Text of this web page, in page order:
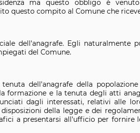
ma questo obbligo è
questo compito al Comune che
dell'anagrafe. Egli naturalmente
del Comune.
dell'anagrafe della
formazione e la tenuta degli atti
dagli interessati, relativi alle
della legge e dei
a presentarsi all'ufficio per fornire